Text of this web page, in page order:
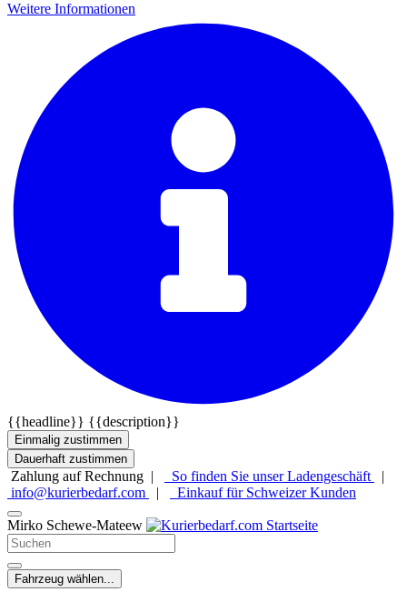
Weitere Informationen
{{headline}} {{description}}
Einmalig zustimmen
Dauerhaft zustimmen
Zahlung auf Rechnung | So finden Sie unser Ladengeschäft
|
info@kurierbedarf.com
| Einkauf für Schweizer Kunden
Mirko Schewe-Mateew
Fahrzeug wählen...